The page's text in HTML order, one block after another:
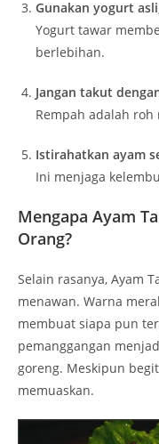
Gunakan yogurt
Yogurt tawar
berlebihan.
Jangan takut
Rempah adalah roh
Istirahatkan ayam
Ini menjaga
Mengapa Ayam
Orang?
Selain rasanya, Ayam
menawan. Warna
membuat siapa pun
pemanggangan
goreng. Meskipun
memuaskan.